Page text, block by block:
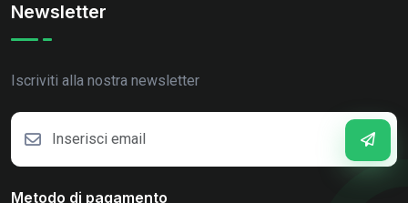
Newsletter
Iscriviti alla nostra newsletter
Metodo di pagamento